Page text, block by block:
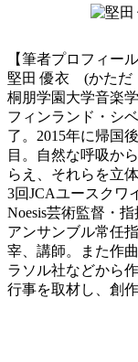
【筆者プロフィール
堅田 優衣 (かた
桐朋学園大学音楽
フィンランド・シ
了。2015年に帰国
目。自然な呼吸か
らえ、それらを立
3回JCAユースクワ
Noesis芸術監督・
アンサンブル常任
宰、講師。また作
ラソル社などから
行事を取材し、創